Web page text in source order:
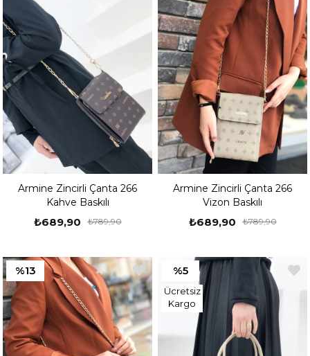
Armine Zincirli Çanta 266
Kahve Baskılı
₺689,90 ₺789,90
Armine Zincirli Çanta 266
Vizon Baskılı
₺689,90 ₺789,90
%13 %5
Ücretsiz
Kargo